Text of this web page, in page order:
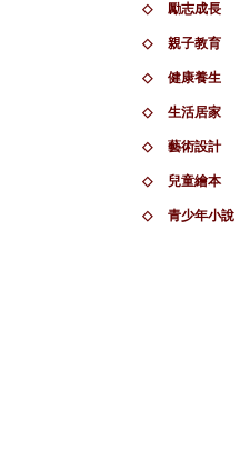
◇ 勵志成長
◇ 親子教育
◇ 健康養生
◇ 生活居家
◇ 藝術設計
◇ 兒童繪本
◇ 青少年小說